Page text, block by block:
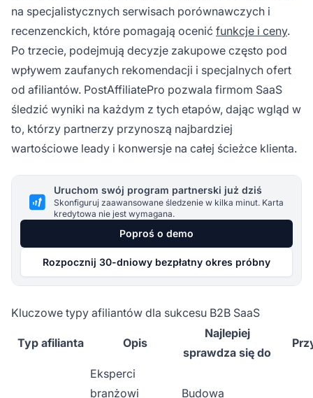
na specjalistycznych serwisach porównawczych i
recenzenckich, które pomagają ocenić funkcje i ceny.
Po trzecie, podejmują decyzje zakupowe często pod
wpływem zaufanych rekomendacji i specjalnych ofert
od afiliantów. PostAffiliatePro pozwala firmom SaaS
śledzić wyniki na każdym z tych etapów, dając wgląd w
to, którzy partnerzy przynoszą najbardziej
wartościowe leady i konwersje na całej ścieżce klienta.
Uruchom swój program partnerski już dziś
Skonfiguruj zaawansowane śledzenie w kilka minut. Karta
kredytowa nie jest wymagana.
Poproś o demo
Rozpocznij 30-dniowy bezpłatny okres próbny
Kluczowe typy afiliantów dla sukcesu B2B SaaS
Typ afilianta Opis
Najlepiej
sprawdza się do
Eksperci
branżowi
Budowa